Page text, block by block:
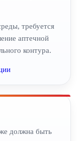
требуется
аптечной
контура.
должна быть